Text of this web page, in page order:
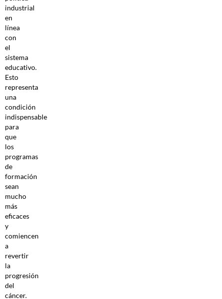
industrial
en
línea
con
el
sistema
educativo.
Esto
representa
una
condición
indispensable
para
que
los
programas
de
formación
sean
mucho
más
eficaces
y
comiencen
a
revertir
la
progresión
del
cáncer.